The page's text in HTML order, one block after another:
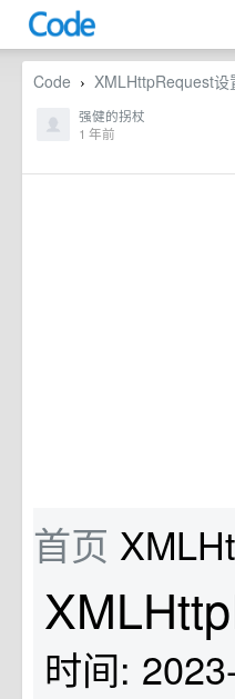
Code › XMLHttpRequest
强健的拐杖
1 年前
首页
时间: